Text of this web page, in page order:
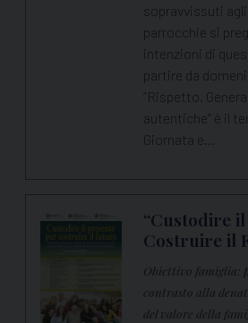
sopravvissuti
parrocchie si
intenzioni di
partire da
“Rispetto.
autentiche” è il
Giornata e…
“Custodire
Costruire il
Obiettivo famiglia:
contrasto alla
del valore della